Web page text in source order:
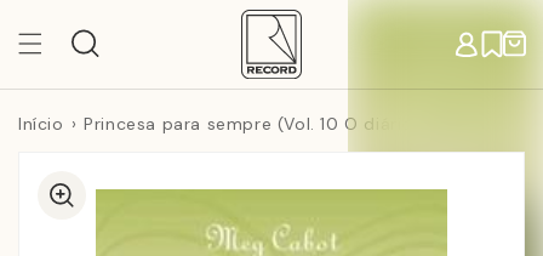
para o
conteúdo
Início